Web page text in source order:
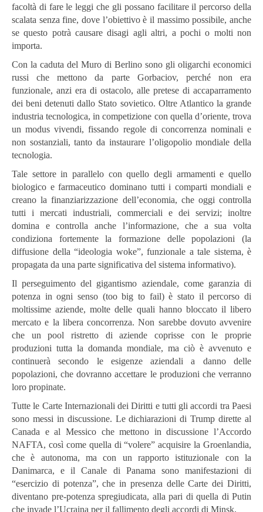
facoltà di fare le leggi che gli possano facilitare il percorso della
scalata senza fine, dove l’obiettivo è il massimo possibile, anche
se questo potrà causare disagi agli altri, a pochi o molti non
importa.
Con la caduta del Muro di Berlino sono gli oligarchi economici
russi che mettono da parte Gorbaciov, perché non era
funzionale, anzi era di ostacolo, alle pretese di accaparramento
dei beni detenuti dallo Stato sovietico. Oltre Atlantico la grande
industria tecnologica, in competizione con quella d’oriente, trova
un modus vivendi, fissando regole di concorrenza nominali e
non sostanziali, tanto da instaurare l’oligopolio mondiale della
tecnologia.
Tale settore in parallelo con quello degli armamenti e quello
biologico e farmaceutico dominano tutti i comparti mondiali e
creano la finanziarizzazione dell’economia, che oggi controlla
tutti i mercati industriali, commerciali e dei servizi; inoltre
domina e controlla anche l’informazione, che a sua volta
condiziona fortemente la formazione delle popolazioni (la
diffusione della “ideologia woke”, funzionale a tale sistema, è
propagata da una parte significativa del sistema informativo).
Il perseguimento del gigantismo aziendale, come garanzia di
potenza in ogni senso (too big to fail) è stato il percorso di
moltissime aziende, molte delle quali hanno bloccato il libero
mercato e la libera concorrenza. Non sarebbe dovuto avvenire
che un pool ristretto di aziende coprisse con le proprie
produzioni tutta la domanda mondiale, ma ciò è avvenuto e
continuerà secondo le esigenze aziendali a danno delle
popolazioni, che dovranno accettare le produzioni che verranno
loro propinate.
Tutte le Carte Internazionali dei Diritti e tutti gli accordi tra Paesi
sono messi in discussione. Le dichiarazioni di Trump dirette al
Canada e al Messico che mettono in discussione l’Accordo
NAFTA, così come quella di “volere” acquisire la Groenlandia,
che è autonoma, ma con un rapporto istituzionale con la
Danimarca, e il Canale di Panama sono manifestazioni di
“esercizio di potenza”, che in presenza delle Carte dei Diritti,
diventano pre-potenza spregiudicata, alla pari di quella di Putin
che invade l’Ucraina per il fallimento degli accordi di Minsk.